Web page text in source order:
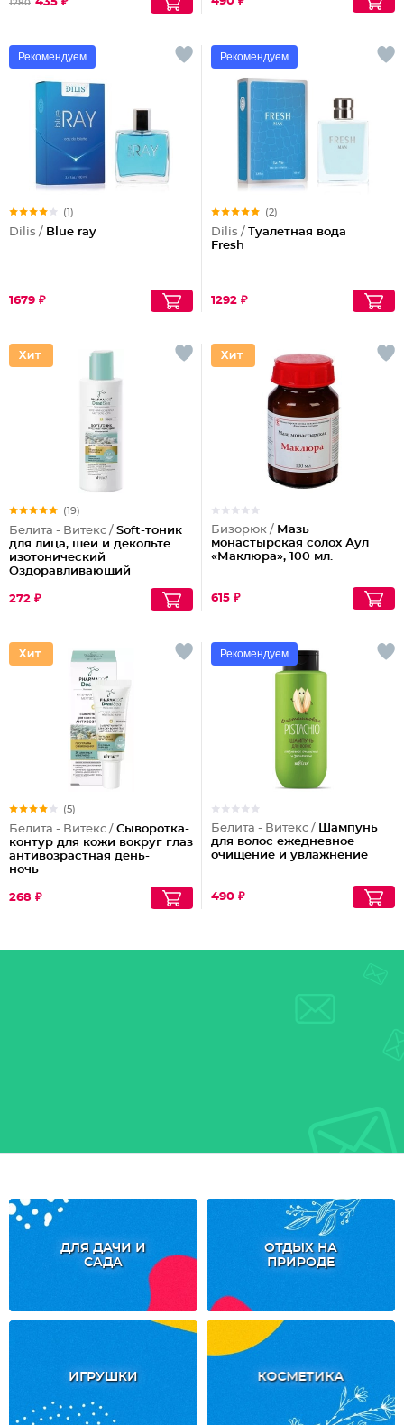
1280
Рекомендуем
(1)
Dilis / Blue ray
1679 ₽
Рекомендуем
(2)
Dilis / Туалетная вода
Fresh
1292 ₽
(19)
Белита - Витекс / Soft-тоник
для лица, шеи и декольте
изотонический
Оздоравливающий
272 ₽
Бизорюк / Мазь
монастырская солох Аул
«Маклюра», 100 мл.
615 ₽
(5)
Белита - Витекс / Сыворотка-
контур для кожи вокруг глаз
антивозрастная день-
ночь
268 ₽
Рекомендуем
Белита - Витекс / Шампунь
для волос ежедневное
очищение и увлажнение
490 ₽
ДЛЯ ДАЧИ И
САДА
ОТДЫХ НА
ПРИРОДЕ
ИГРУШКИ КОСМЕТИКА